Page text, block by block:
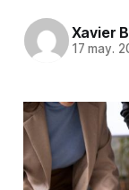
Xavier
17 may.